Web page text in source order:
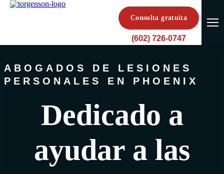
Consulta gratuita
(602) 726-0747
ABOGADOS DE LESIONES
PERSONALES EN PHOENIX
Dedicado a
ayudar a las